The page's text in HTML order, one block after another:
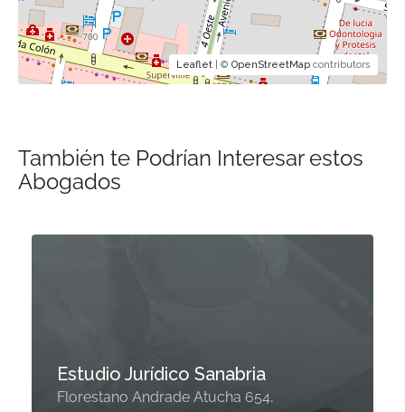
Leaflet | © OpenStreetMap contributors
También te Podrían Interesar estos
Abogados
Estudio Jurídico Sanabria
Florestano Andrade Atucha 654,